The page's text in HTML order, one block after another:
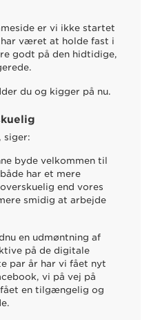
er vi ikke startet
været at holde fast i
godt på den hidtidige,
du og kigger på nu.
siger:
byde velkommen til
har et mere
end vores
smidig at arbejde
en udmøntning af
på de digitale
par år har vi fået nyt
vi på vej på
fået en tilgængelig og